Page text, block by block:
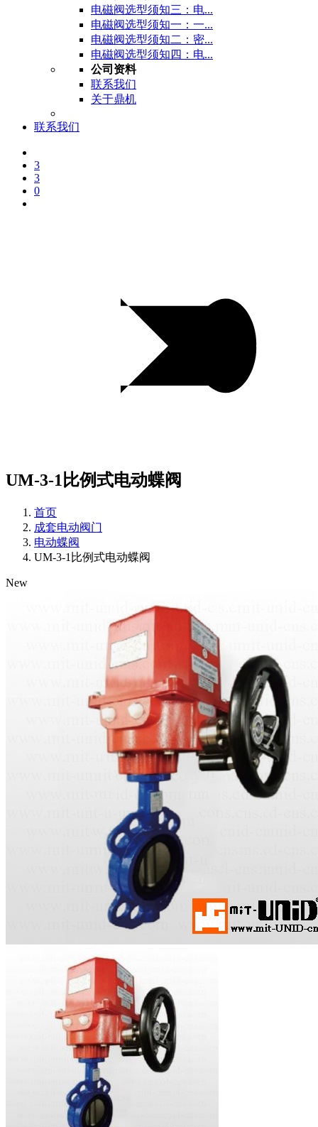
电磁阀选型须知三：电...
电磁阀选型须知一：一...
电磁阀选型须知二：密...
电磁阀选型须知四：电...
公司资料
联系我们
关于鼎机
联系我们
3
3
0
UM-3-1比例式电动蝶阀
首页
成套电动阀门
电动蝶阀
UM-3-1比例式电动蝶阀
New